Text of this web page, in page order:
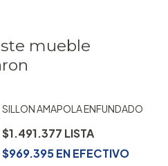
mueble
SILLON AMAPOLA ENFUNDADO
$1.491.377
$969.395ENEFECTIVO